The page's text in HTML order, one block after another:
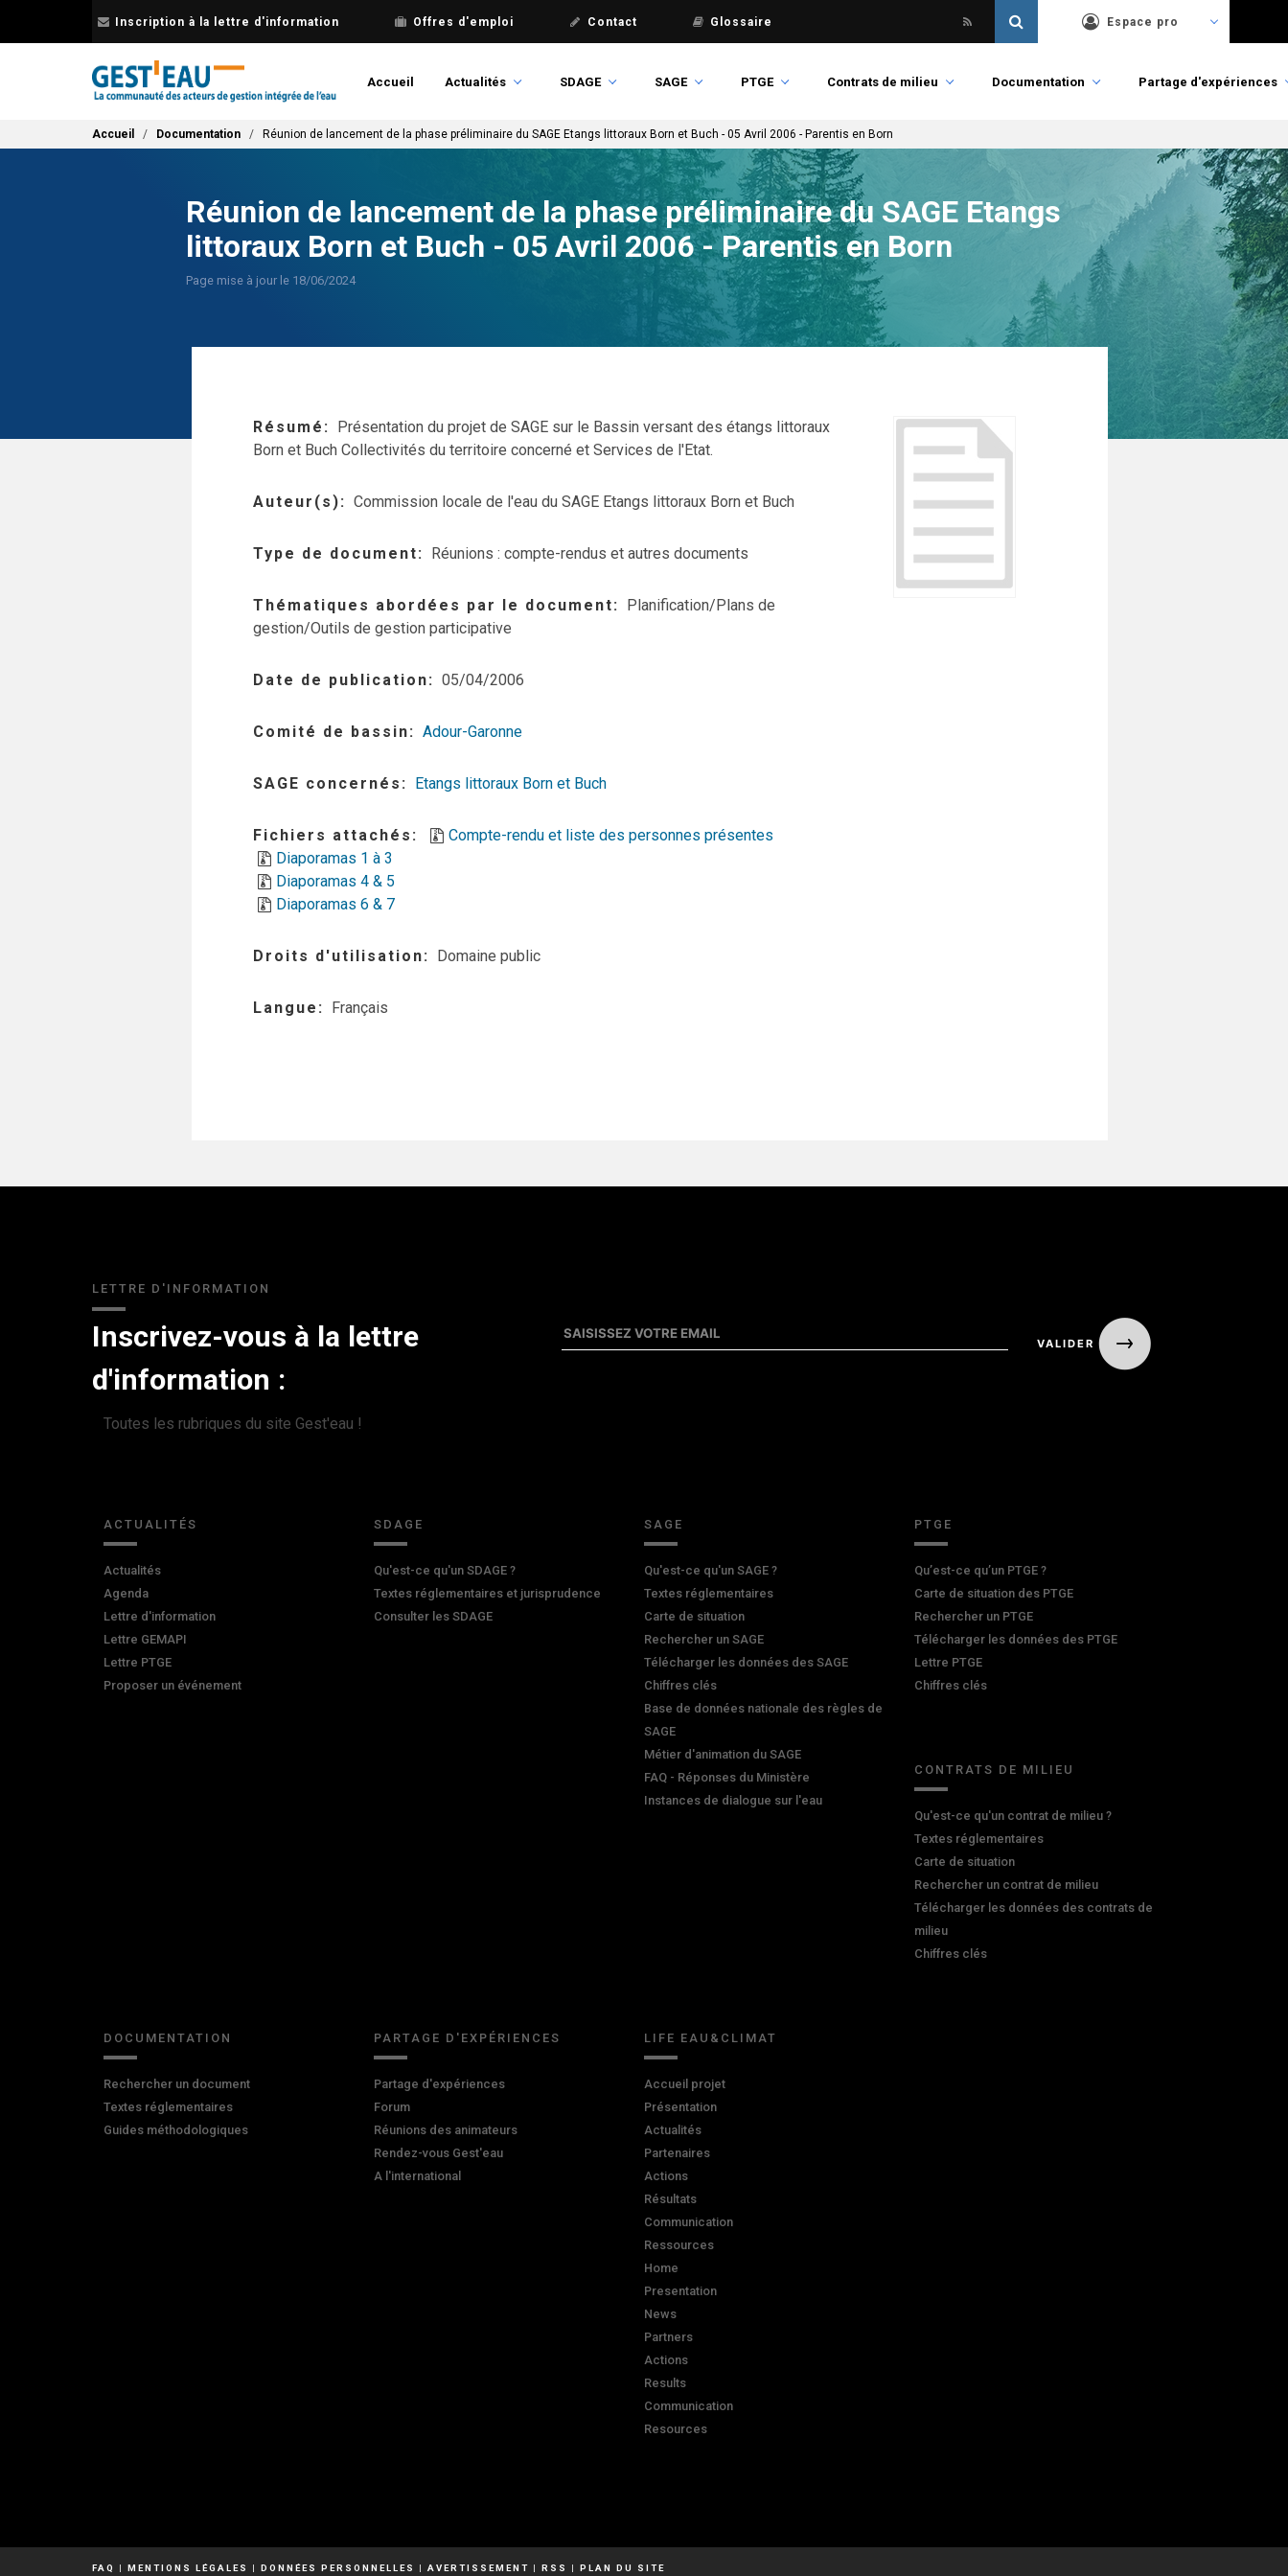
Inscription à la lettre d'information Offres d'emploi Contact Glossaire Espace pro
Accueil Actualités SDAGE SAGE PTGE Contrats de milieu Documentation Partage d'expériences
Fil d'Ariane
Accueil Documentation Réunion de lancement de la phase préliminaire du SAGE Etangs littoraux Born et Buch - 05 Avril 2006 - Parentis en Born
Réunion de lancement de la phase préliminaire du SAGE Etangs
littoraux Born et Buch - 05 Avril 2006 - Parentis en Born
Page mise à jour le 18/06/2024
Résumé
Présentation du projet de SAGE sur le Bassin versant des étangs littoraux
Born et Buch Collectivités du territoire concerné et Services de l'Etat.
Auteur(s) Commission locale de l'eau du SAGE Etangs littoraux Born et Buch
Type de document Réunions : compte-rendus et autres documents
Thématiques abordées par le document
Planification/Plans de
gestion/Outils de gestion participative
Date de publication 05/04/2006
Comité de bassin Adour-Garonne
SAGE concernés Etangs littoraux Born et Buch
Fichiers attachés
Compte-rendu et liste des personnes présentes
Diaporamas 1 à 3
Diaporamas 4 & 5
Diaporamas 6 & 7
Droits d'utilisation Domaine public
Langue Français
LETTRE D'INFORMATION
Inscrivez-vous à la lettre
d'information :
Toutes les rubriques du site Gest'eau !
ACTUALITÉS
Actualités
Agenda
Lettre d'information
Lettre GEMAPI
Lettre PTGE
Proposer un événement
SDAGE
Qu'est-ce qu'un SDAGE ?
Textes réglementaires et jurisprudence
Consulter les SDAGE
SAGE
Qu'est-ce qu'un SAGE ?
Textes réglementaires
Carte de situation
Rechercher un SAGE
Télécharger les données des SAGE
Chiffres clés
Base de données nationale des règles de
SAGE
Métier d'animation du SAGE
FAQ - Réponses du Ministère
Instances de dialogue sur l'eau
PTGE
Qu’est-ce qu’un PTGE ?
Carte de situation des PTGE
Rechercher un PTGE
Télécharger les données des PTGE
Lettre PTGE
Chiffres clés
CONTRATS DE MILIEU
Qu'est-ce qu'un contrat de milieu ?
Textes réglementaires
Carte de situation
Rechercher un contrat de milieu
Télécharger les données des contrats de
milieu
Chiffres clés
DOCUMENTATION
Rechercher un document
Textes réglementaires
Guides méthodologiques
PARTAGE D'EXPÉRIENCES
Partage d'expériences
Forum
Réunions des animateurs
Rendez-vous Gest'eau
A l'international
LIFE EAU&CLIMAT
Accueil projet
Présentation
Actualités
Partenaires
Actions
Résultats
Communication
Ressources
Home
Presentation
News
Partners
Actions
Results
Communication
Resources
FAQ | MENTIONS LÉGALES | DONNÉES PERSONNELLES | AVERTISSEMENT | RSS | PLAN DU SITE